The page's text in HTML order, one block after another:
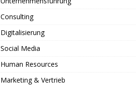
Consulting
Digitalisierung
Social Media
Human Resources
Marketing & Vertrieb